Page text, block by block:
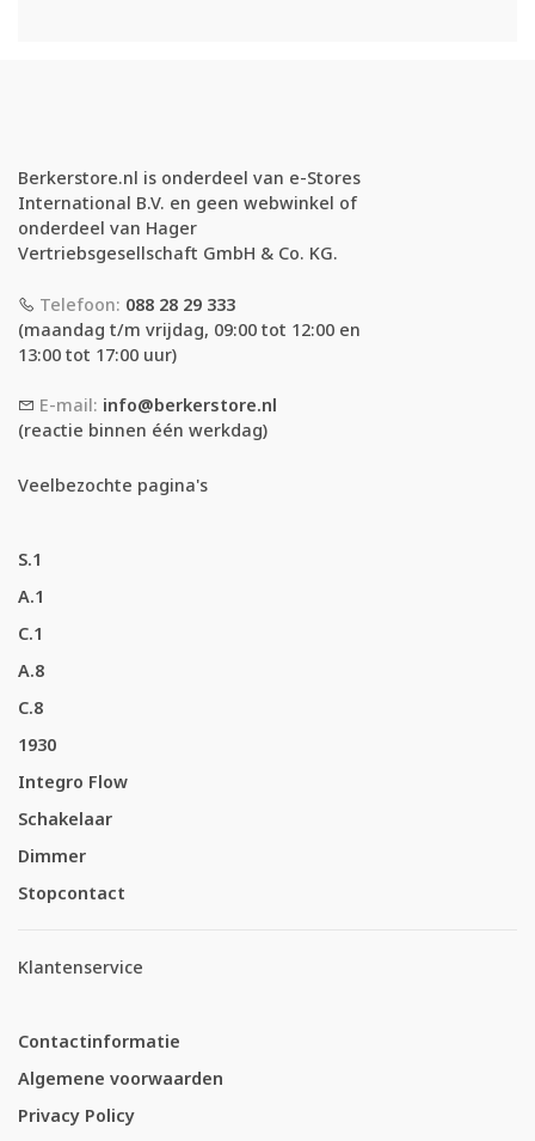
Berkerstore.nl is onderdeel van e-Stores
International B.V. en geen webwinkel of
onderdeel van Hager
Vertriebsgesellschaft GmbH & Co. KG.
Telefoon: 088 28 29 333
(maandag t/m vrijdag, 09:00 tot 12:00 en
13:00 tot 17:00 uur)
E-mail: info@berkerstore.nl
(reactie binnen één werkdag)
Veelbezochte pagina's
S.1
A.1
C.1
A.8
C.8
1930
Integro Flow
Schakelaar
Dimmer
Stopcontact
Klantenservice
Contactinformatie
Algemene voorwaarden
Privacy Policy